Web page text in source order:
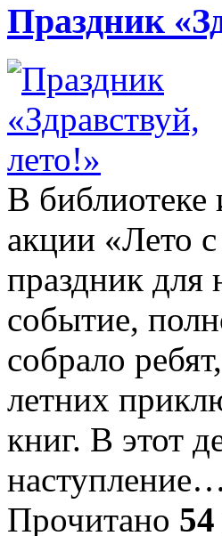
Праздник
В
акции «Лето
праздник для
событие,
собрало
летних
книг. В этот
наступление…
Прочитано 54